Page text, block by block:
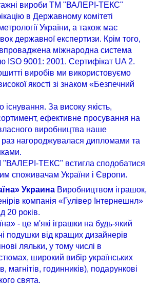
вироби ТМ "ВАЛЕРІ-ТЕКС"
в Державному комітеті
України, а також має
державної експертизи. Крім того,
впроваджена міжнародна система
ISO 9001: 2001. Сертифікат UA 2.
виробів ми використовуємо
якості зі знаком «Безпечний
існування. За високу якість,
ефективне просування на
виробництва наше
раз нагороджувалася дипломами та
"ВАЛЕРІ-ТЕКС" встигла сподобатися
споживачам України і Європи.
Украина Виробництвом іграшок,
компанія «Гулівер Інтернешнл»
20 років.
- це м'які іграшки на будь-який
подушки від кращих дизайнерів
ляльки, у тому числі в
широкий вибір українських
магнітів, годинників), подарункові
свята.